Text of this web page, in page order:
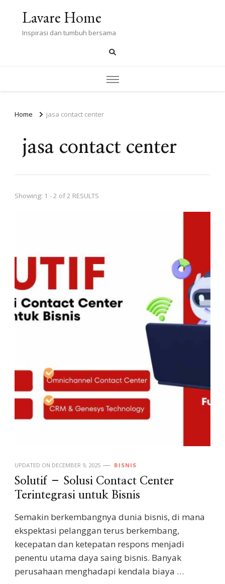
Lavare Home
Inspirasi dan tumbuh bersama
Home jasa contact center
jasa contact center
Showing: 1 - 2 of 2 RESULTS
UPDATED ON DECEMBER 9, 2025 BISNIS
Solutif – Solusi Contact Center
Terintegrasi untuk Bisnis
Semakin berkembangnya dunia bisnis, di mana
ekspektasi pelanggan terus berkembang,
kecepatan dan ketepatan respons menjadi
penentu utama daya saing bisnis. Banyak
perusahaan menghadapi kendala biaya …